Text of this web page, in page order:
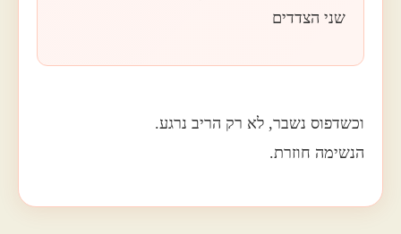
שני הצדדים
וכשדפוס נשבר, לא רק הריב נרגע.
הנשימה חוזרת.